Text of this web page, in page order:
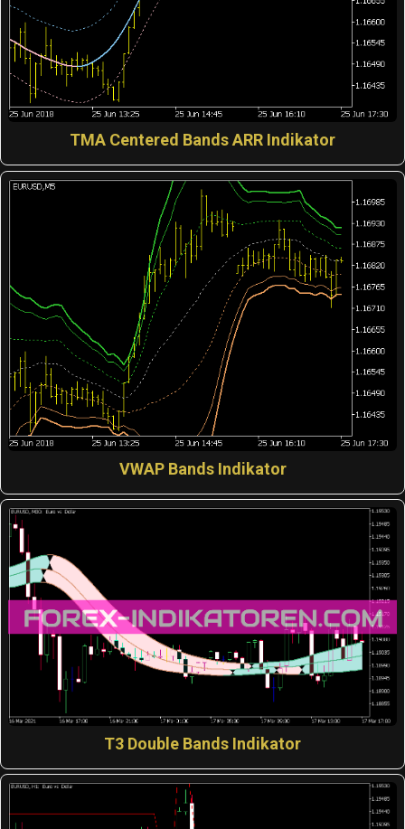
TMA Centered Bands ARR Indikator
VWAP Bands Indikator
T3 Double Bands Indikator